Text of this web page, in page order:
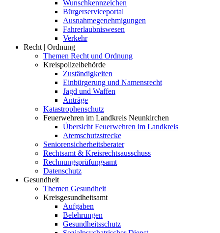
Wunschkennzeichen
Bürgerserviceportal
Ausnahmegenehmigungen
Fahrerlaubniswesen
Verkehr
Recht | Ordnung
Themen Recht und Ordnung
Kreispolizeibehörde
Zuständigkeiten
Einbürgerung und Namensrecht
Jagd und Waffen
Anträge
Katastrophenschutz
Feuerwehren im Landkreis Neunkirchen
Übersicht Feuerwehren im Landkreis
Atemschutzstrecke
Seniorensicherheitsberater
Rechtsamt & Kreisrechtsausschuss
Rechnungsprüfungsamt
Datenschutz
Gesundheit
Themen Gesundheit
Kreisgesundheitsamt
Aufgaben
Belehrungen
Gesundheitsschutz